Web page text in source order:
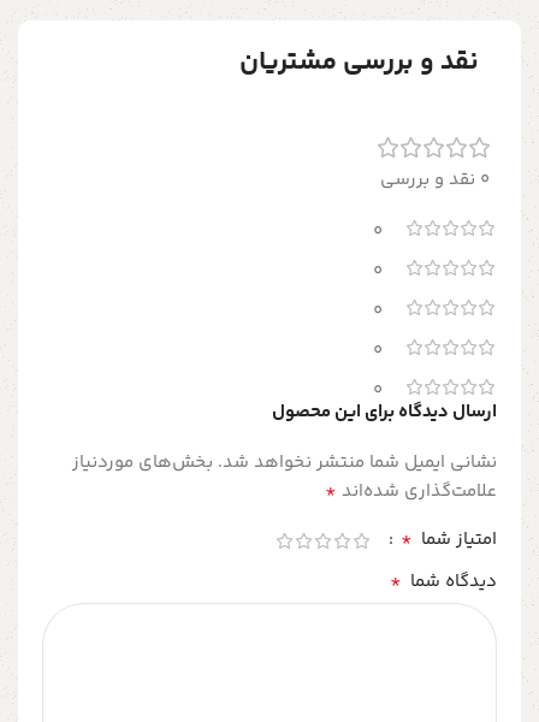
نقد و بررسی مشتریان
0 نقد و بررسی
0
0
0
0
0
ارسال دیدگاه برای این محصول
نشانی ایمیل شما منتشر نخواهد شد. بخش‌های موردنیاز
علامت‌گذاری شده‌اند *
امتیاز شما *
دیدگاه شما *